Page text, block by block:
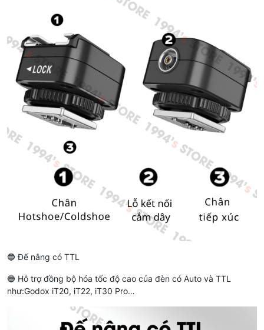
🔵 Đế nâng có TTL
🔵 Hỗ trợ đồng bộ hóa tốc độ cao của đèn có Auto và TTL
như:Godox iT20, iT22, iT30 Pro…